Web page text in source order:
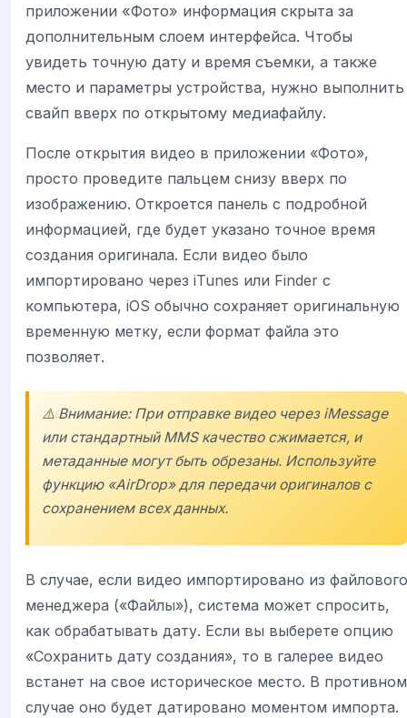
приложении «Фото» информация скрыта за
дополнительным слоем интерфейса. Чтобы
увидеть точную дату и время съемки, а также
место и параметры устройства, нужно выполнить
свайп вверх по открытому медиафайлу.
После открытия видео в приложении «Фото»,
просто проведите пальцем снизу вверх по
изображению. Откроется панель с подробной
информацией, где будет указано точное время
создания оригинала. Если видео было
импортировано через iTunes или Finder с
компьютера, iOS обычно сохраняет оригинальную
временную метку, если формат файла это
позволяет.
⚠️ Внимание: При отправке видео через iMessage
или стандартный MMS качество сжимается, и
метаданные могут быть обрезаны. Используйте
функцию «AirDrop» для передачи оригиналов с
сохранением всех данных.
В случае, если видео импортировано из файлового
менеджера («Файлы»), система может спросить,
как обрабатывать дату. Если вы выберете опцию
«Сохранить дату создания», то в галерее видео
встанет на свое историческое место. В противном
случае оно будет датировано моментом импорта.